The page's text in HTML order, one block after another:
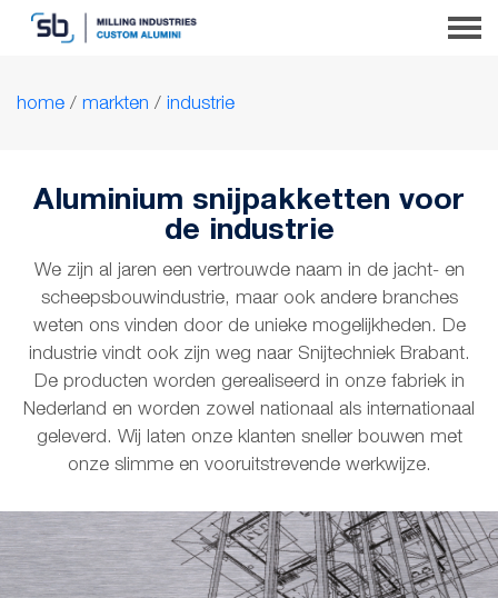
home / markten / industrie
Aluminium snijpakketten voor
de industrie
We zijn al jaren een vertrouwde naam in de jacht- en
scheepsbouwindustrie, maar ook andere branches
weten ons vinden door de unieke mogelijkheden. De
industrie vindt ook zijn weg naar Snijtechniek Brabant.
De producten worden gerealiseerd in onze fabriek in
Nederland en worden zowel nationaal als internationaal
geleverd. Wij laten onze klanten sneller bouwen met
onze slimme en vooruitstrevende werkwijze.